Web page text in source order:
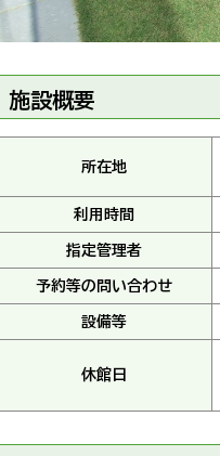
施設概要
所在地
利用時間
指定管理者
予約等の問い合わせ
設備等
休館日